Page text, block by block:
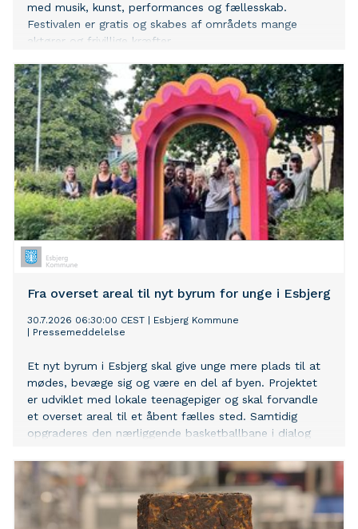
med musik, kunst, performances og fællesskab.
Festivalen er gratis og skabes af områdets mange
aktører og frivillige kræfter.
Fra overset areal til nyt byrum for unge i Esbjerg
30.7.2026 06:30:00 CEST
Esbjerg Kommune
Pressemeddelelse
Et nyt byrum i Esbjerg skal give unge mere plads til at
mødes, bevæge sig og være en del af byen. Projektet
er udviklet med lokale teenagepiger og skal forvandle
et overset areal til et åbent fælles sted. Samtidig
opgraderes den nærliggende basketballbane i dialog